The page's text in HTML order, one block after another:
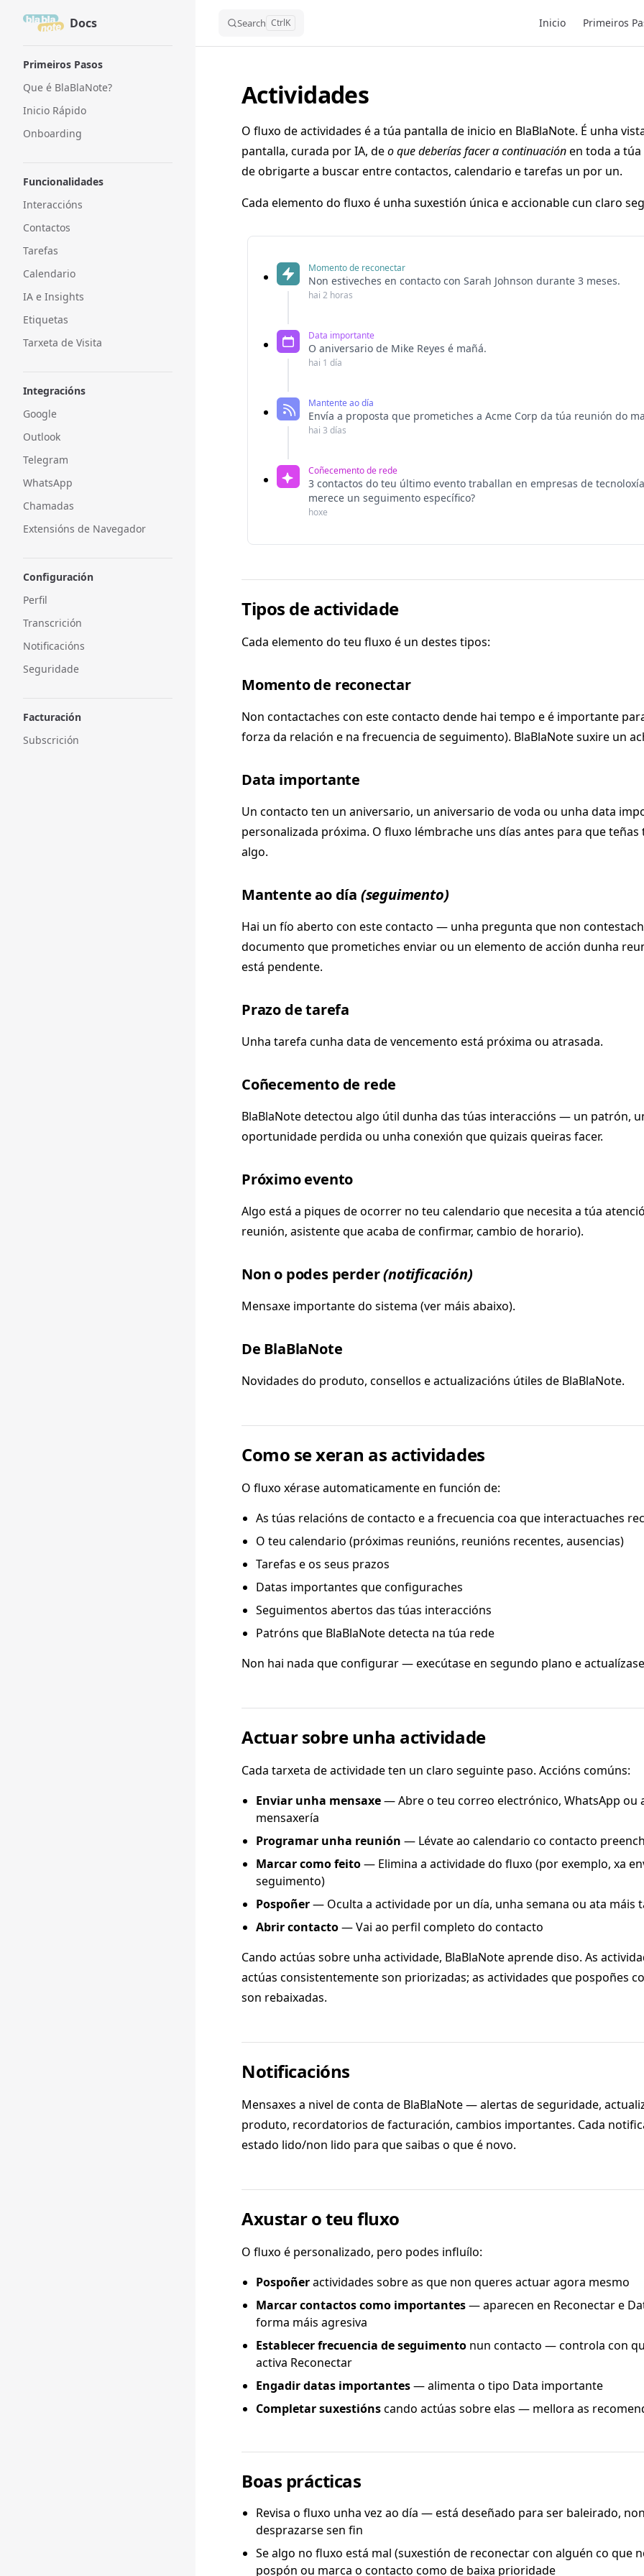
Skip to content
Docs Search CtrlK Inicio Primeiros
Primeiros Pasos
Que é BlaBlaNote?
Inicio Rápido
Onboarding
Funcionalidades
Interaccións
Contactos
Tarefas
Calendario
IA e Insights
Etiquetas
Tarxeta de Visita
Integracións
Google
Outlook
Telegram
WhatsApp
Chamadas
Extensións de Navegador
Configuración
Perfil
Transcrición
Notificacións
Seguridade
Facturación
Subscrición
Actividades
O fluxo de actividades é a túa pantalla de inicio en BlaBlaNote. É unha
pantalla, curada por IA, deo que deberías facer a continuaciónen toda a
de obrigarte a buscar entre contactos, calendario e tarefas un por un.
Cada elemento do fluxo é unha suxestión única e accionable cun claro
Momento de reconectar
Non estiveches en contacto con Sarah Johnson durante 3 meses.
hai 2 horas
Data importante
O aniversario de Mike Reyes é mañá.
hai 1 día
Mantente ao día
Envía a proposta que prometiches a Acme Corp da túa reunión do
hai 3 días
Coñecemento de rede
3 contactos do teu último evento traballan en empresas de
merece un seguimento específico?
hoxe
Tipos de actividade
Cada elemento do teu fluxo é un destes tipos:
Momento de reconectar
Non contactaches con este contacto dende hai tempo e é importante
forza da relación e na frecuencia de seguimento). BlaBlaNote suxire un
Data importante
Un contacto ten un aniversario, un aniversario de voda ou unha data
personalizada próxima. O fluxo lémbrache uns días antes para que
algo.
Mantente ao día (seguimento)
Hai un fío aberto con este contacto — unha pregunta que non
documento que prometiches enviar ou un elemento de acción dunha
está pendente.
Prazo de tarefa
Unha tarefa cunha data de vencemento está próxima ou atrasada.
Coñecemento de rede
BlaBlaNote detectou algo útil dunha das túas interaccións — un patrón,
oportunidade perdida ou unha conexión que quizais queiras facer.
Próximo evento
Algo está a piques de ocorrer no teu calendario que necesita a túa
reunión, asistente que acaba de confirmar, cambio de horario).
Non o podes perder(notificación)
Mensaxe importante do sistema (ver máis abaixo).
De BlaBlaNote
Novidades do produto, consellos e actualizacións útiles de BlaBlaNote.
Como se xeran as actividades
O fluxo xérase automaticamente en función de:
As túas relacións de contacto e a frecuencia coa que interactuaches
O teu calendario (próximas reunións, reunións recentes, ausencias)
Tarefas e os seus prazos
Datas importantes que configuraches
Seguimentos abertos das túas interaccións
Patróns que BlaBlaNote detecta na túa rede
Non hai nada que configurar — execútase en segundo plano e
Actuar sobre unha actividade
Cada tarxeta de actividade ten un claro seguinte paso. Accións comúns:
Enviar unha mensaxe— Abre o teu correo electrónico, WhatsApp ou
mensaxería
Programar unha reunión — Lévate ao calendario co contacto
Marcar como feito— Elimina a actividade do fluxo (por exemplo, xa
seguimento)
Pospoñer— Oculta a actividade por un día, unha semana ou ata máis
Abrir contacto— Vai ao perfil completo do contacto
Cando actúas sobre unha actividade, BlaBlaNote aprende diso. As
actúas consistentemente son priorizadas; as actividades que pospoñes
son rebaixadas.
Notificacións
Mensaxes a nivel de conta de BlaBlaNote — alertas de seguridade,
produto, recordatorios de facturación, cambios importantes. Cada
estado lido/non lido para que saibas o que é novo.
Axustar o teu fluxo
O fluxo é personalizado, pero podes influílo:
Pospoñeractividades sobre as que non queres actuar agora mesmo
Marcar contactos como importantes— aparecen en Reconectar e
forma máis agresiva
Establecer frecuencia de seguimento nun contacto — controla con
activa Reconectar
Engadir datas importantes— alimenta o tipo Data importante
Completar suxestiónscando actúas sobre elas — mellora as
Boas prácticas
Revisa o fluxo unha vez ao día — está deseñado para ser baleirado,
desprazarse sen fin
Se algo no fluxo está mal (suxestión de reconectar con alguén co que
pospón ou marca o contacto como de baixa prioridade